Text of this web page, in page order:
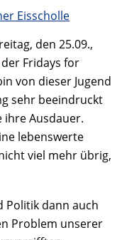
den 25.09.,
der Fridays for
von dieser Jugend
sehr beeindruckt
Ausdauer.
lebenswerte
viel mehr übrig,
Politik dann auch
Problem unserer